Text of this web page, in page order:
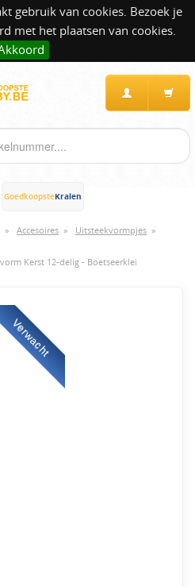
gebruik van cookies. Bezoek je
met het plaatsen van cookies.
GoedkoopsteKralen
» Accesoires » Uitsteekvormpjes »
Kerst 12-delig - Boetseerklei
Verwacht